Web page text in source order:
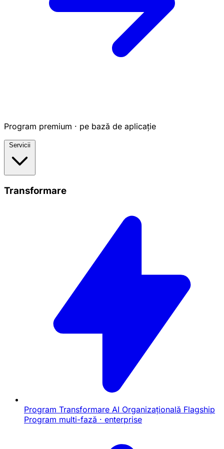
Program premium · pe bază de aplicație
Servicii
Transformare
Program Transformare AI Organizațională Flagship
Program multi-fază · enterprise